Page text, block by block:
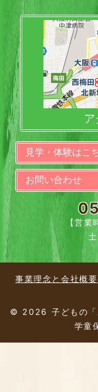
見学・体験はこ
お問い合わせ
【営
事業理念と会社概要
© 2026 子どもの「
学童